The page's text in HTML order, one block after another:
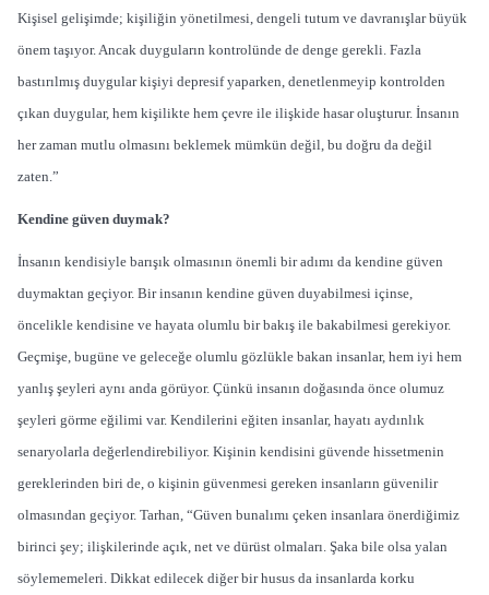
Kişisel gelişimde; kişiliğin yönetilmesi, dengeli tutum ve davranışlar büyük
önem taşıyor. Ancak duyguların kontrolünde de denge gerekli. Fazla
bastırılmış duygular kişiyi depresif yaparken, denetlenmeyip kontrolden
çıkan duygular, hem kişilikte hem çevre ile ilişkide hasar oluşturur. İnsanın
her zaman mutlu olmasını beklemek mümkün değil, bu doğru da değil
zaten.”
Kendine güven duymak?
İnsanın kendisiyle barışık olmasının önemli bir adımı da kendine güven
duymaktan geçiyor. Bir insanın kendine güven duyabilmesi içinse,
öncelikle kendisine ve hayata olumlu bir bakış ile bakabilmesi gerekiyor.
Geçmişe, bugüne ve geleceğe olumlu gözlükle bakan insanlar, hem iyi hem
yanlış şeyleri aynı anda görüyor. Çünkü insanın doğasında önce olumuz
şeyleri görme eğilimi var. Kendilerini eğiten insanlar, hayatı aydınlık
senaryolarla değerlendirebiliyor. Kişinin kendisini güvende hissetmenin
gereklerinden biri de, o kişinin güvenmesi gereken insanların güvenilir
olmasından geçiyor. Tarhan, “Güven bunalımı çeken insanlara önerdiğimiz
birinci şey; ilişkilerinde açık, net ve dürüst olmaları. Şaka bile olsa yalan
söylememeleri. Dikkat edilecek diğer bir husus da insanlarda korku